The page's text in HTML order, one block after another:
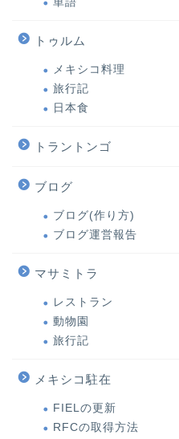
トゥルム
メキシコ料理
旅行記
日本食
トラントンゴ
ブログ
ブログ(作り方)
ブログ運営報告
マサミトラ
レストラン
動物園
旅行記
メキシコ駐在
FIELの更新
RFCの取得方法